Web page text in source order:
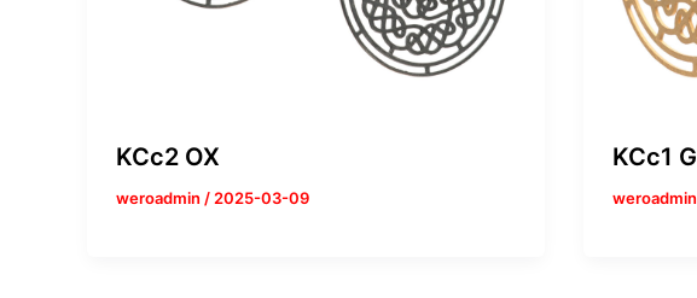
KCc2 OX
weroadmin /2025-03-09
KCc1 G
weroadmin